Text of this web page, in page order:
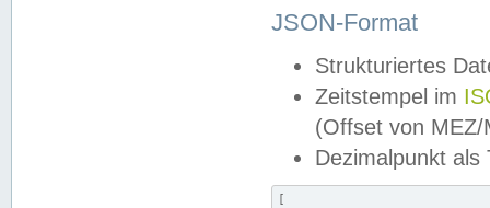
JSON-Format
Strukturiertes
Zeitstempel im
(Offset von MEZ/
Dezimalpunkt als
[